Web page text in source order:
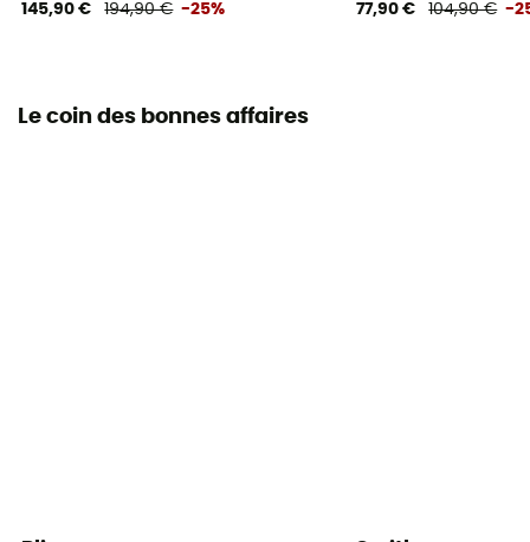
145,90 € 194,90 € -25% 77,90 € 104,90 € -
Le coin des bonnes affaires